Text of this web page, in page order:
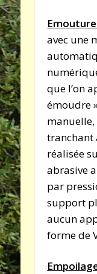
avec une
que l’on
émoudre
tranchant
réalisée
abrasive
par
support
aucun
forme de